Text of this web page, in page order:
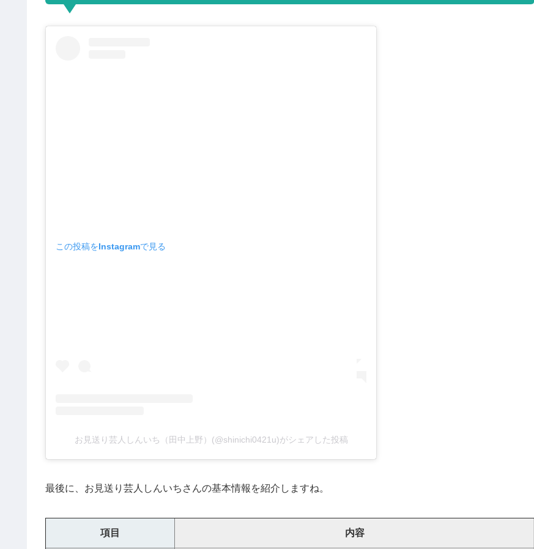
この投稿をInstagramで見る
お見送り芸人しんいち（田中上野）(@shinichi0421u)がシェアした投稿
最後に、お見送り芸人しんいちさんの基本情報を紹介しますね。
項目 内容